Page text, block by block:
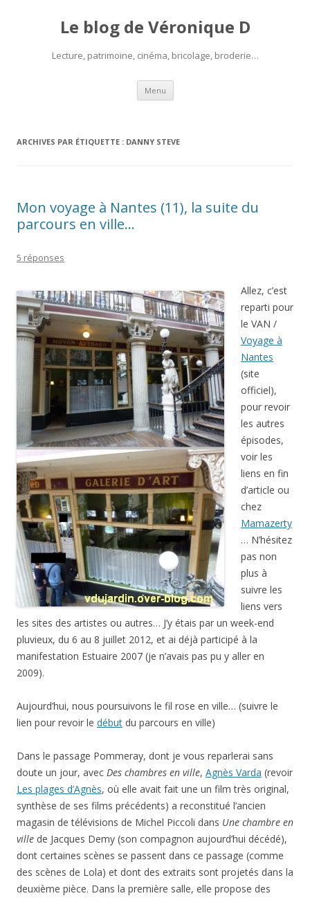
Le blog de Véronique D
Lecture, patrimoine, cinéma, bricolage, broderie…
Menu Aller
contenu
ARCHIVES PAR ÉTIQUETTE : DANNY STEVE
Mon voyage à Nantes (11), la suite du
parcours en ville…
5 réponses
Allez, c’est
reparti pour
le VAN /
Voyage à
Nantes
(site
officiel),
pour revoir
les autres
épisodes,
voir les
liens en fin
d’article ou
chez
Mamazerty
… N’hésitez
pas non
plus à
suivre les
liens vers
les sites des artistes ou autres… J’y étais par un week-end
pluvieux, du 6 au 8 juillet 2012, et ai déjà participé à la
manifestation Estuaire 2007 (je n’avais pas pu y aller en
2009).
Aujourd’hui, nous poursuivons le fil rose en ville… (suivre le
lien pour revoir le début du parcours en ville)
Dans le passage Pommeray, dont je vous reparlerai sans
doute un jour, avec Des chambres en ville, Agnès Varda (revoir
Les plages d’Agnès, où elle avait fait une un film très original,
synthèse de ses films précédents) a reconstitué l’ancien
magasin de télévisions de Michel Piccoli dans Une chambre en
ville de Jacques Demy (son compagnon aujourd’hui décédé),
dont certaines scènes se passent dans ce passage (comme
des scènes de Lola) et dont des extraits sont projetés dans la
deuxième pièce. Dans la première salle, elle propose des